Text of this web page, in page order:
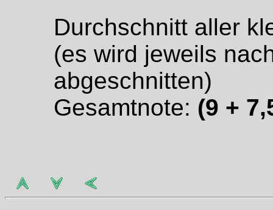
Durchschnitt aller
(es wird jeweils
abgeschnitten)
Gesamtnote: (9 +